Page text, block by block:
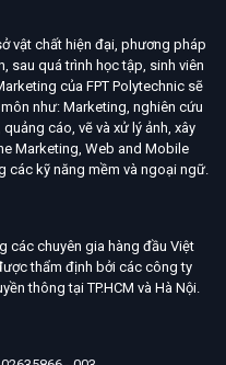
vật chất hiện đại, phương pháp
sau quá trình học tập, sinh viên
của FPT Polytechnic sẽ
như: Marketing, nghiên cứu
cáo, vẽ và xử lý ảnh, xây
Marketing, Web and Mobile
các kỹ năng mềm và ngoại ngữ.
các chuyên gia hàng đầu Việt
thẩm định bởi các công ty
thông tại TP.HCM và Hà Nội.